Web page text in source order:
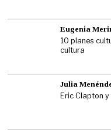
Eugenia
10 planes
cultura
Julia
Eric Clapton